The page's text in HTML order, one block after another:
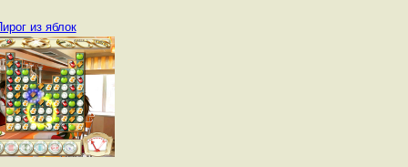
из яблок